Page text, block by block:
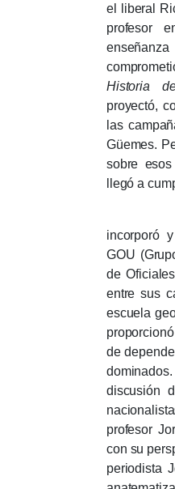
el liberal
profesor
Historia
proyectó,
las
Güemes.
sobre
llegó a
A
incorporó
GOU
de
entre sus
escuela
de
discusión
profesor
con su
periodista